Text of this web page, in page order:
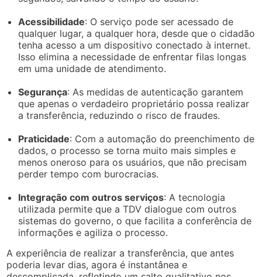
Acessibilidade: O serviço pode ser acessado de
qualquer lugar, a qualquer hora, desde que o cidadão
tenha acesso a um dispositivo conectado à internet.
Isso elimina a necessidade de enfrentar filas longas
em uma unidade de atendimento.
Segurança: As medidas de autenticação garantem
que apenas o verdadeiro proprietário possa realizar
a transferência, reduzindo o risco de fraudes.
Praticidade: Com a automação do preenchimento de
dados, o processo se torna muito mais simples e
menos oneroso para os usuários, que não precisam
perder tempo com burocracias.
Integração com outros serviços: A tecnologia
utilizada permite que a TDV dialogue com outros
sistemas do governo, o que facilita a conferência de
informações e agiliza o processo.
A experiência de realizar a transferência, que antes
poderia levar dias, agora é instantânea e